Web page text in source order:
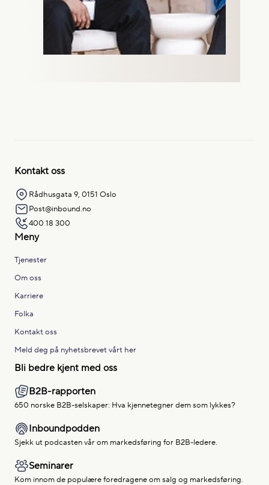
Kontakt oss
Rådhusgata 9, 0151 Oslo
Post@inbound.no
400 18 300
Meny
Tjenester
Om oss
Karriere
Folka
Kontakt oss
Meld deg på nyhetsbrevet vårt her
Bli bedre kjent med oss
B2B-rapporten
650 norske B2B-selskaper: Hva kjennetegner dem som lykkes?
Inboundpodden
Sjekk ut podcasten vår om markedsføring for B2B-ledere.
Seminarer
Kom innom de populære foredragene om salg og markedsføring.